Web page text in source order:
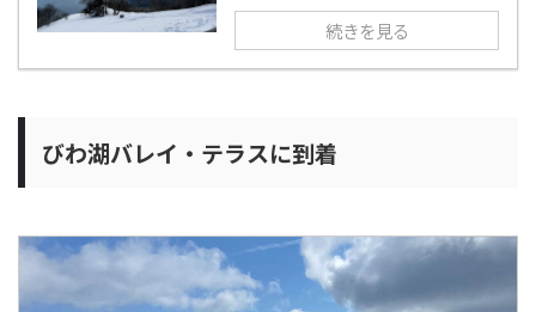
続きを見る
びわ湖バレイ・テラスに到着